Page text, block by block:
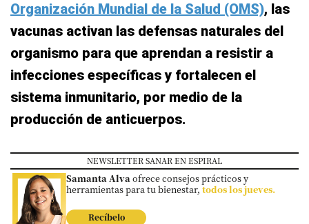
Organización Mundial de la Salud (OMS), las
vacunas activan las defensas naturales del
organismo para que aprendan a resistir a
infecciones específicas y fortalecen el
sistema inmunitario, por medio de la
producción de anticuerpos.
NEWSLETTER SANAR EN ESPIRAL
Samanta Alvaofrece consejos prácticos y
herramientas para tu bienestar,todos los jueves.
Recíbelo